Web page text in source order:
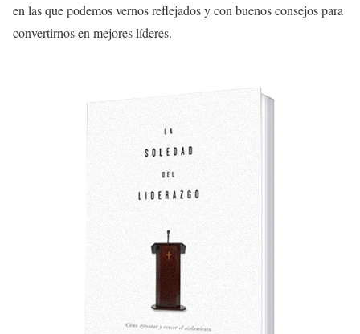
en las que podemos vernos reflejados y con buenos consejos para
convertirnos en mejores líderes.